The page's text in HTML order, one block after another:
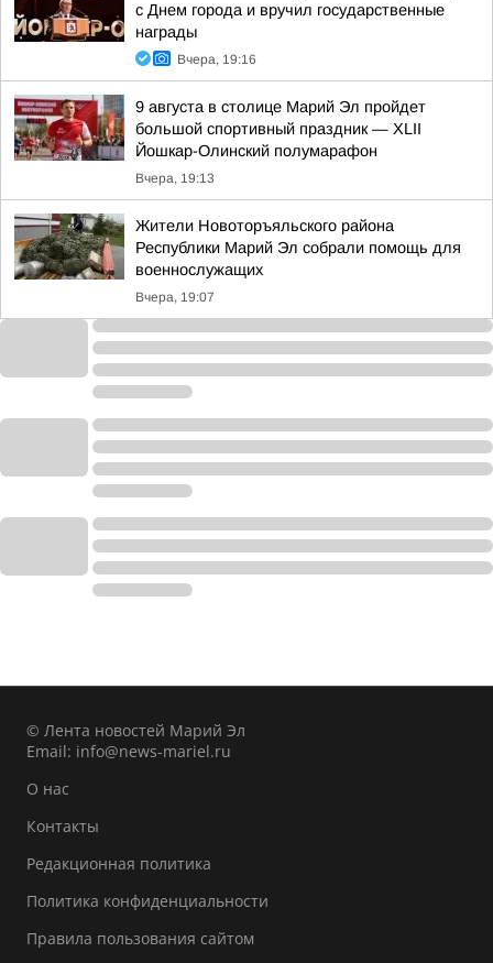
с Днем города и вручил государственные
награды
Вчера, 19:16
9 августа в столице Марий Эл пройдет
большой спортивный праздник — XLII
Йошкар-Олинский полумарафон
Вчера, 19:13
Жители Новоторъяльского района
Республики Марий Эл собрали помощь для
военнослужащих
Вчера, 19:07
© Лента новостей Марий Эл
Email: info@news-mariel.ru
О нас
Контакты
Редакционная политика
Политика конфиденциальности
Правила пользования сайтом